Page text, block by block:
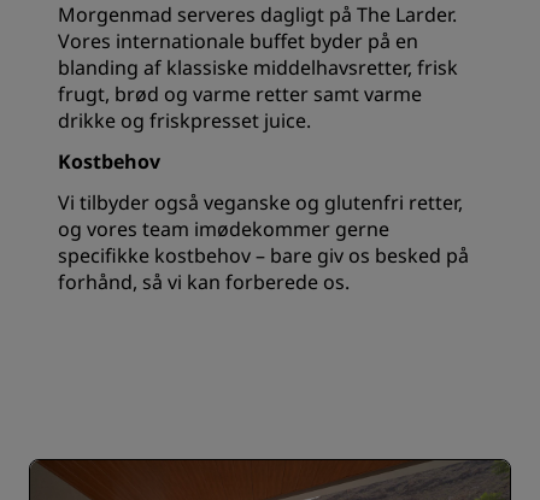
Morgenmad serveres dagligt på The Larder.
Vores internationale buffet byder på en
blanding af klassiske middelhavsretter, frisk
frugt, brød og varme retter samt varme
drikke og friskpresset juice.
Kostbehov
Vi tilbyder også veganske og glutenfri retter,
og vores team imødekommer gerne
specifikke kostbehov – bare giv os besked på
forhånd, så vi kan forberede os.